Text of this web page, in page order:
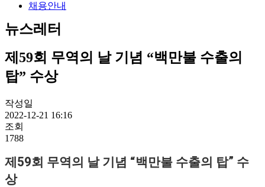
채용안내
뉴스레터
제59회 무역의 날 기념 “백만불 수출의
탑” 수상
작성일
2022-12-21 16:16
조회
1788
제59회 무역의 날 기념 “백만불 수출의 탑” 수
상